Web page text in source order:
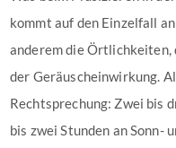
kommt auf den Einzelfall
anderem die Örtlichkeiten,
der Geräuscheinwirkung.
Rechtsprechung: Zwei bis
bis zwei Stunden an Sonn-